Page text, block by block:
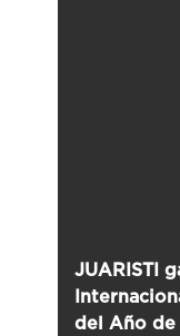
JUARISTI
del Año de